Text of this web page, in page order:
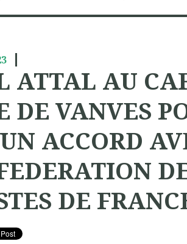
ATTAL AU
DE VANVES
ACCORD
DE